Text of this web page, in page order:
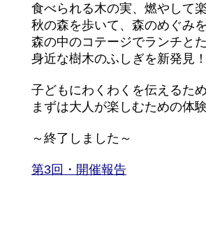
食べられる木の実、燃やして
秋の森を歩いて、森のめぐみ
森の中のコテージでランチと
身近な樹木のふしぎを新発見！
子どもにわくわくを伝えるため
まずは大人が楽しむための体
～終了しました～
第3回・開催報告